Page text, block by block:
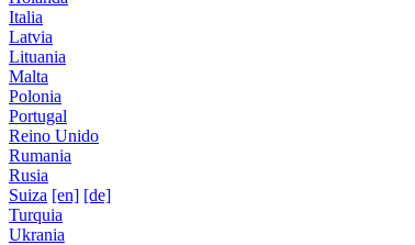
Italia
Latvia
Lituania
Malta
Polonia
Portugal
Reino Unido
Rumania
Rusia
Suiza [en] [de]
Turquia
Ukrania